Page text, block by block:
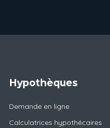
Hypothèques
Demande en ligne
Calculatrices hypothécaires